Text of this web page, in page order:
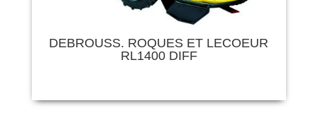
DEBROUSS. ROQUES ET LECOEUR
RL1400 DIFF